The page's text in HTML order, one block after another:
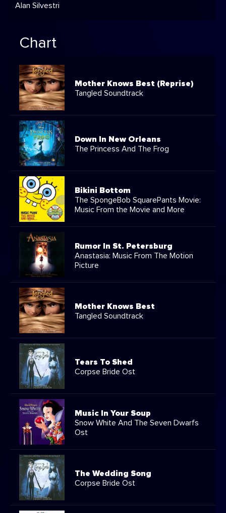
Alan Silvestri
Chart
Mother Knows Best (Reprise)
Tangled Soundtrack
Down In New Orleans
The Princess And The Frog
Bikini Bottom
The SpongeBob SquarePants Movie:
Music From the Movie and More
Rumor In St. Petersburg
Anastasia: Music From The Motion
Picture
Mother Knows Best
Tangled Soundtrack
Tears To Shed
Corpse Bride Ost
Music In Your Soup
Snow White And The Seven Dwarfs
Ost
The Wedding Song
Corpse Bride Ost